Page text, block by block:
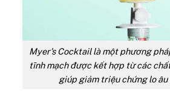
Myer’s Cocktail là một phương
tĩnh mạch được kết hợp từ các
giúp giảm triệu chứng lo âu